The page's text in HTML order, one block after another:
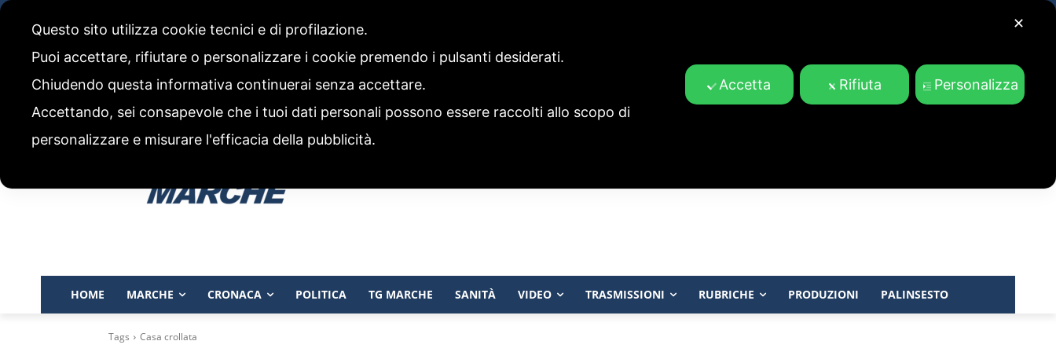
CODICE ETICO E POLITICA EDITORIALE
HOME MARCHE CRONACA POLITICA TG MARCHE SANITÀ VIDEO TRASMISSIONI RUBRICHE PRODUZIONI PALINSESTO
Tags Casa crollata
✕
Questo sito utilizza cookie tecnici e di profilazione.
Puoi accettare, rifiutare o personalizzare i cookie premendo i pulsanti desiderati.
Chiudendo questa informativa continuerai senza accettare.
Accettando, sei consapevole che i tuoi dati personali possono essere raccolti allo scopo di
personalizzare e misurare l'efficacia della pubblicità.
Accetta Rifiuta Personalizza